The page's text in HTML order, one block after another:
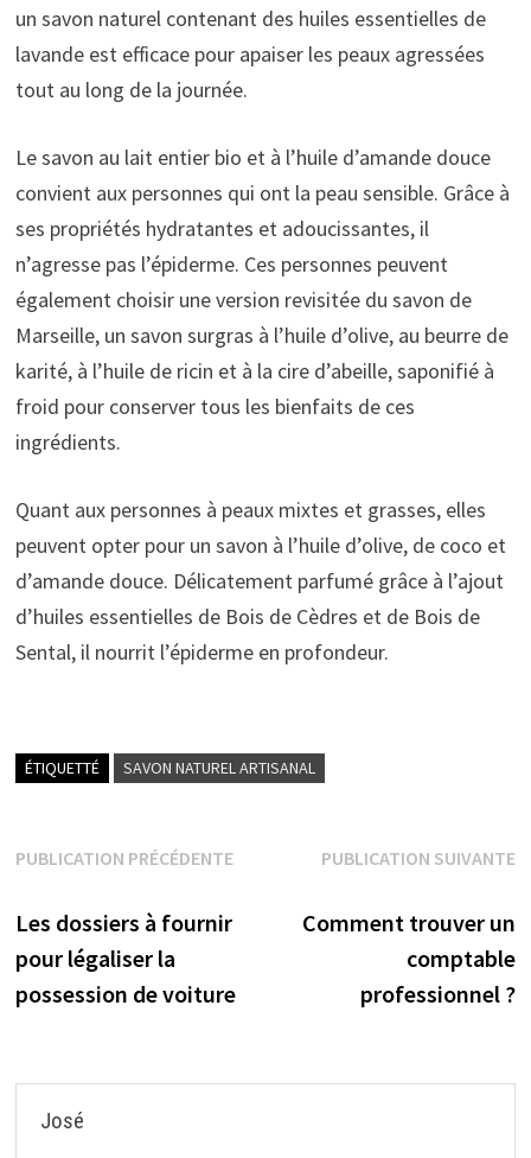
un savon naturel contenant des huiles essentielles de
lavande est efficace pour apaiser les peaux agressées
tout au long de la journée.
Le savon au lait entier bio et à l’huile d’amande douce
convient aux personnes qui ont la peau sensible. Grâce à
ses propriétés hydratantes et adoucissantes, il
n’agresse pas l’épiderme. Ces personnes peuvent
également choisir une version revisitée du savon de
Marseille, un savon surgras à l’huile d’olive, au beurre de
karité, à l’huile de ricin et à la cire d’abeille, saponifié à
froid pour conserver tous les bienfaits de ces
ingrédients.
Quant aux personnes à peaux mixtes et grasses, elles
peuvent opter pour un savon à l’huile d’olive, de coco et
d’amande douce. Délicatement parfumé grâce à l’ajout
d’huiles essentielles de Bois de Cèdres et de Bois de
Sental, il nourrit l’épiderme en profondeur.
ÉTIQUETTÉ SAVON NATUREL ARTISANAL
Navigation
de
l’article
PUBLICATION PRÉCÉDENTE
Les dossiers à fournir
pour légaliser la
possession de voiture
PUBLICATION SUIVANTE
Comment trouver un
comptable
professionnel ?
José